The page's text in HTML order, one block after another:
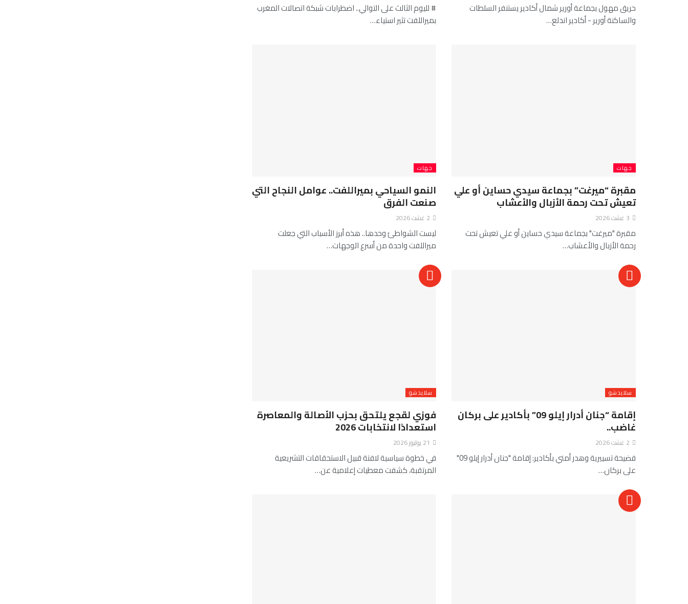
حريق مهول بجماعة أورير شمال أكادير يستنفر السلطات
والساكنة أورير - أكادير اندلع…
# لليوم الثالث على التوالي.. اضطرابات شبكة اتصالات المغرب
بميراللفت تثير استياء…
جهات
مقبرة “ميرغت” بجماعة سيدي حساين أو علي
تعيش تحت رحمة الأزبال والأعشاب
3 غشت 2026
مقبرة "ميرغت" بجماعة سيدي حساين أو علي تعيش تحت
رحمة الأزبال والأعشاب…
جهات
النمو السياحي بميراللفت.. عوامل النجاح التي
صنعت الفرق
2 غشت 2026
ليست الشواطئ وحدها.. هذه أبرز الأسباب التي جعلت
ميراللفت واحدة من أسرع الوجهات…
سلايدشو
إقامة “جنان أدرار إيلو 09” بأكادير على بركان
غاضب..
2 غشت 2026
فضيحة تسييرية وهدر أمني بأكادير: إقامة "جنان أدرار إيلو 09"
على بركان…
سلايدشو
فوزي لقجع يلتحق بحزب الأصالة والمعاصرة
استعدادًا لانتخابات 2026
21 يوليوز 2026
في خطوة سياسية لافتة قبيل الاستحقاقات التشريعية
المرتقبة، كشفت معطيات إعلامية عن…